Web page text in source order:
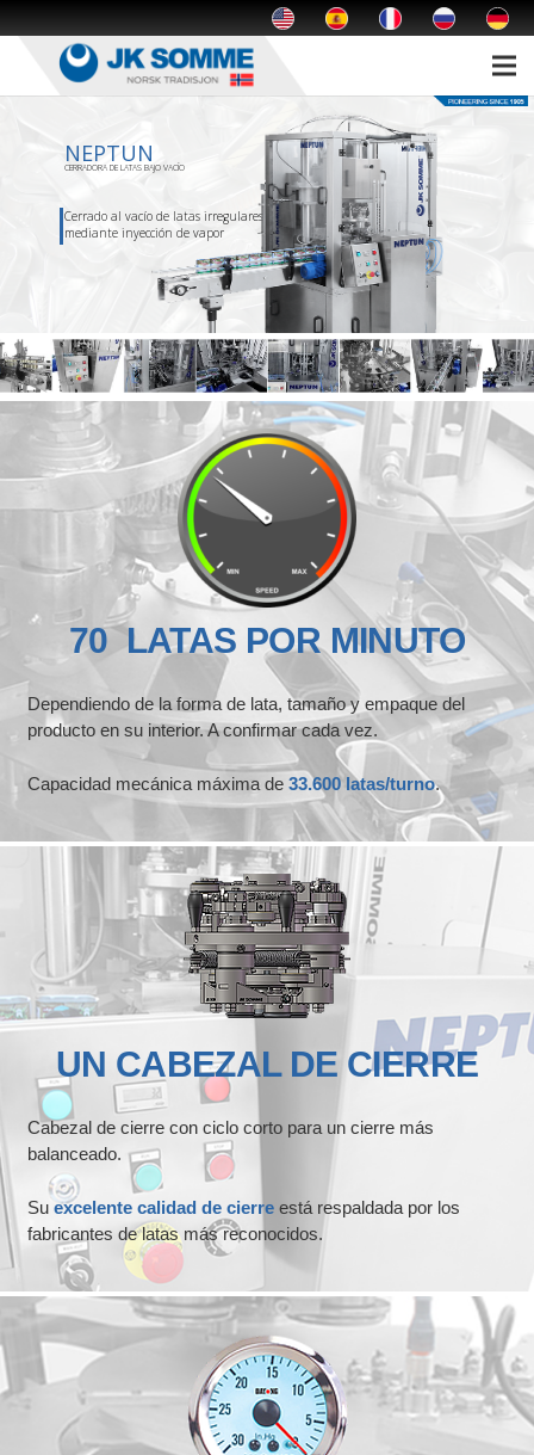
CERRADORA DE LATAS BAJO VACÍO
NEPTUN
Cerrado al vacío de latas irregulares
mediante inyección de vapor
70 LATAS POR MINUTO
Dependiendo de la forma de lata, tamaño y empaque del
producto en su interior. A confirmar cada vez.
Capacidad mecánica máxima de 33.600 latas/turno.
UN CABEZAL DE CIERRE
Cabezal de cierre con ciclo corto para un cierre más
balanceado.
Su excelente calidad de cierre está respaldada por los
fabricantes de latas más reconocidos.